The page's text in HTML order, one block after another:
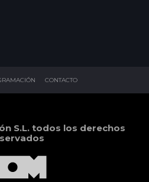
CONTACTO
S.L. todos los derechos